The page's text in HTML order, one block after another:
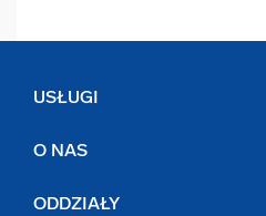
USŁUGI
O NAS
ODDZIAŁY